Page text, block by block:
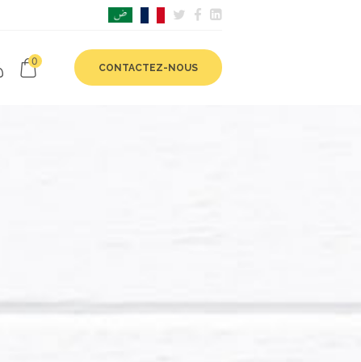
0
CONTACTEZ-NOUS